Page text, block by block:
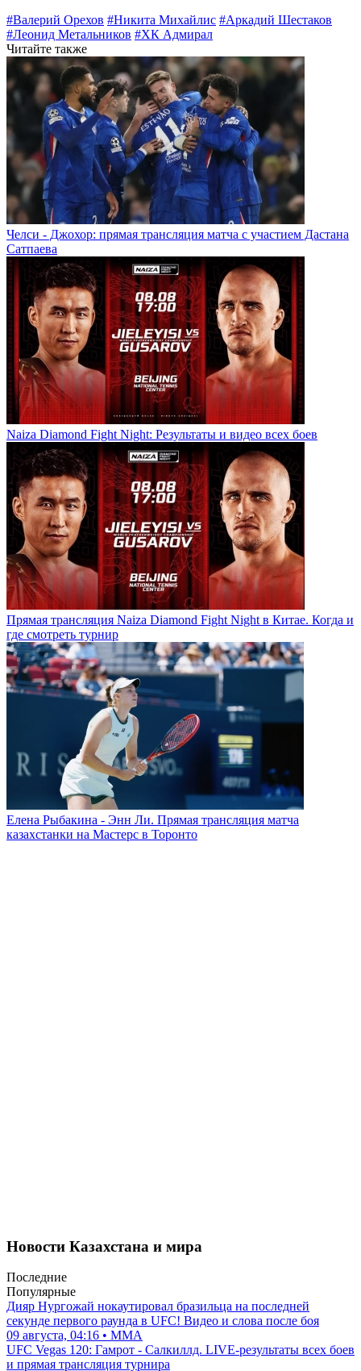
#Валерий Орехов #Никита Михайлис #Аркадий Шестаков
#Леонид Метальников #ХК Адмирал
Читайте также
Челси - Джохор: прямая трансляция матча с участием Дастана
Сатпаева
Naiza Diamond Fight Night: Результаты и видео всех боев
Прямая трансляция Naiza Diamond Fight Night в Китае. Когда и
где смотреть турнир
Елена Рыбакина - Энн Ли. Прямая трансляция матча
казахстанки на Мастерс в Торонто
Новости Казахстана и мира
Последние
Популярные
Дияр Нургожай нокаутировал бразильца на последней
секунде первого раунда в UFC! Видео и слова после боя
09 августа, 04:16 • ММА
UFC Vegas 120: Гамрот - Салкиллд. LIVE-результаты всех боев
и прямая трансляция турнира